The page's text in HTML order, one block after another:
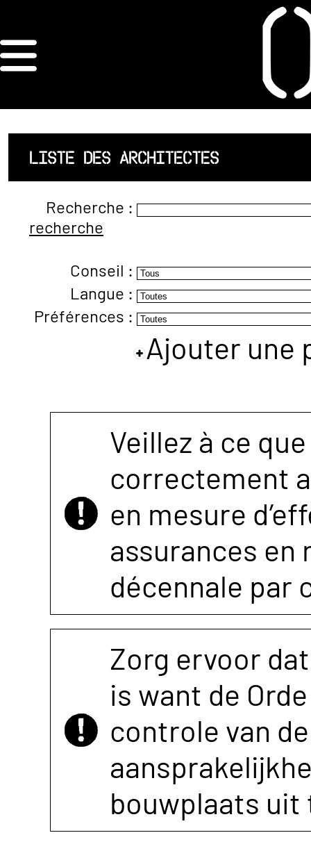
ORDRE DES
ARCHITECTES
ACCUEIL
LISTE DES
ARCHITECTES
JURISPRUDENCE
ANNEXE 4 CODT
LISTE DES ARCHITECTES
Recherche :
recherche
Conseil :
Langue :
Préférences :
Ajouter une
Veillez à ce
correctement
en mesure
assurances
décennale par
Zorg ervoor
is want de
controle van
bouwplaats uit